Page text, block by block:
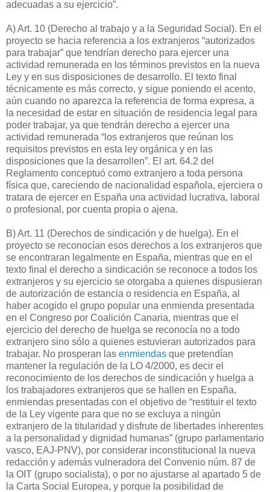
adecuadas a su ejercicio”.
A) Art. 10 (Derecho al trabajo y a la Seguridad Social). En el
proyecto se hacia referencia a los extranjeros “autorizados
para trabajar” que tendrían derecho para ejercer una
actividad remunerada en los términos previstos en la nueva
Ley y en sus disposiciones de desarrollo. El texto final
técnicamente es más correcto, y sigue poniendo el acento,
aún cuando no aparezca la referencia de forma expresa, a
la necesidad de estar en situación de residencia legal para
poder trabajar, ya que tendrán derecho a ejercer una
actividad remunerada “los extranjeros que reúnan los
requisitos previstos en esta ley orgánica y en las
disposiciones que la desarrollen”. El art. 64.2 del
Reglamento conceptuó como extranjero a toda persona
física que, careciendo de nacionalidad española, ejerciera o
tratara de ejercer en España una actividad lucrativa, laboral
o profesional, por cuenta propia o ajena.
B) Art. 11 (Derechos de sindicación y de huelga). En el
proyecto se reconocían esos derechos a los extranjeros que
se encontraran legalmente en España, mientras que en el
texto final el derecho a sindicación se reconoce a todos los
extranjeros y su ejercicio se otorgaba a quienes dispusieran
de autorización de estancia o residencia en España, al
haber acogido el grupo popular una enmienda presentada
en el Congreso por Coalición Canaria, mientras que el
ejercicio del derecho de huelga se reconocía no a todo
extranjero sino sólo a quienes estuvieran autorizados para
trabajar. No prosperan las enmiendas que pretendían
mantener la regulación de la LO 4/2000, es decir el
reconocimiento de los derechos de sindicación y huelga a
los trabajadores extranjeros que se hallen en España,
enmiendas presentadas con el objetivo de “restituir el texto
de la Ley vigente para que no se excluya a ningún
extranjero de la titularidad y disfrute de libertades inherentes
a la personalidad y dignidad humanas” (grupo parlamentario
vasco, EAJ-PNV), por considerar inconstitucional la nueva
redacción y además vulneradora del Convenio núm. 87 de
la OIT (grupo socialista), o por no ajustarse al apartado 5 de
la Carta Social Europea, y porque la posibilidad de